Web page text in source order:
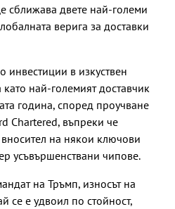
сближава двете най-големи
верига за доставки
в изкуствен
като най-големият доставчик
година, според проучване
Chartered, въпреки че
на някои ключови
усъвършенствани чипове.
на Тръмп, износът на
се е удвоил по стойност,